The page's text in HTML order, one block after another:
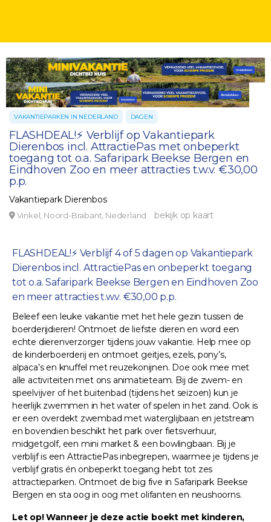
VAKANTIEPARKEN IN NEDERLAND DAGEN
FLASHDEAL!⚡ Verblijf op Vakantiepark
Dierenbos incl. AttractiePas met onbeperkt
toegang tot o.a. Safaripark Beekse Bergen en
Eindhoven Zoo en meer attracties t.w.v. €30,00
p.p.
Vakantiepark Dierenbos
Vinkel, Noord-Brabant, Nederland bekijk op kaart
FLASHDEAL!⚡ Verblijf 4 of 5 dagen op Vakantiepark
Dierenbos incl. AttractiePas en onbeperkt toegang
tot o.a. Safaripark Beekse Bergen en Eindhoven Zoo
en meer attracties t.w.v. €30,00 p.p.
Beleef een leuke vakantie met het hele gezin tussen de
boerderijdieren! Ontmoet de liefste dieren en word een
echte dierenverzorger tijdens jouw vakantie. Help mee op
de kinderboerderij en ontmoet geitjes, ezels, pony’s,
alpaca’s en knuffel met reuzekonijnen. Doe ook mee met
alle activiteiten met ons animatieteam. Bij de zwem- en
speelvijver of het buitenbad (tijdens het seizoen) kun je
heerlijk zwemmen in het water of spelen in het zand. Ook is
er een overdekt zwembad met waterglijbaan en jetstream
en bovendien beschikt het park over fietsverhuur,
midgetgolf, een mini market & een bowlingbaan. Bij je
verblijf is een AttractiePas inbegrepen, waarmee je tijdens je
verblijf gratis én onbeperkt toegang hebt tot zes
attractieparken. Ontmoet de big five in Safaripark Beekse
Bergen en sta oog in oog met olifanten en neushoorns.
Let op! Wanneer je deze actie boekt met kinderen,